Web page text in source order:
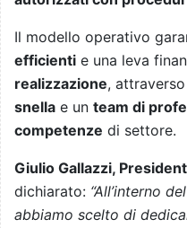
Il modello operativo
efficienti e una leva
realizzazione,
snella e un team di
competenze di settore.
Giulio Gallazzi,
dichiarato: “All’interno
abbiamo scelto di